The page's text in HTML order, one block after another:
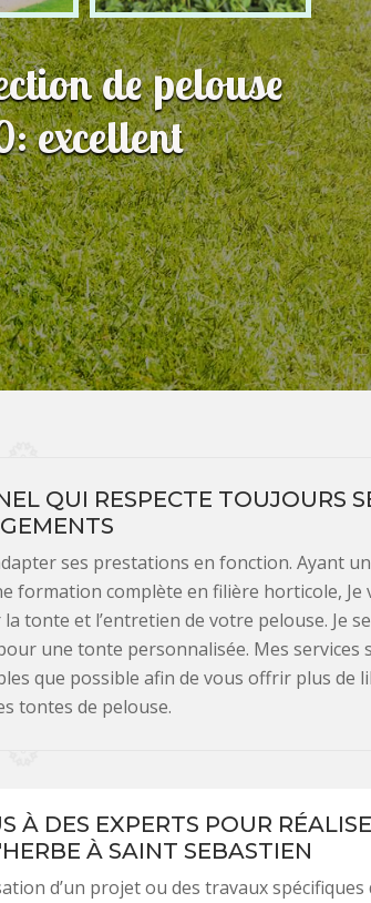
de pelouse
excellent
QUI RESPECTE TOUJOURS
ses prestations en fonction. Ayant
formation complète en filière horticole, Je
tonte et l’entretien de votre pelouse. Je
une tonte personnalisée. Mes services
que possible afin de vous offrir plus de
tontes de pelouse.
À DES EXPERTS POUR
À SAINT SEBASTIEN
d’un projet ou des travaux spécifiques